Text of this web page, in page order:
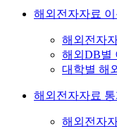
해외전자자료 이
해외전자
해외DB별
대학별 해
해외전자자료 통
해외전자